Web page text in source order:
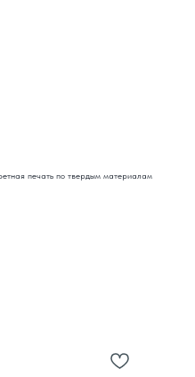
печать по твердым материалам